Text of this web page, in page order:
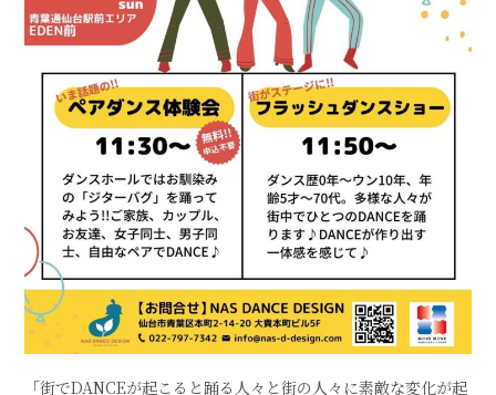
「街でDANCEが起こると踊る人々と街の人々に素敵な変化が起